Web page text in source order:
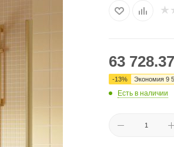
63 728.37
-13% Экономия 9
Есть в наличии